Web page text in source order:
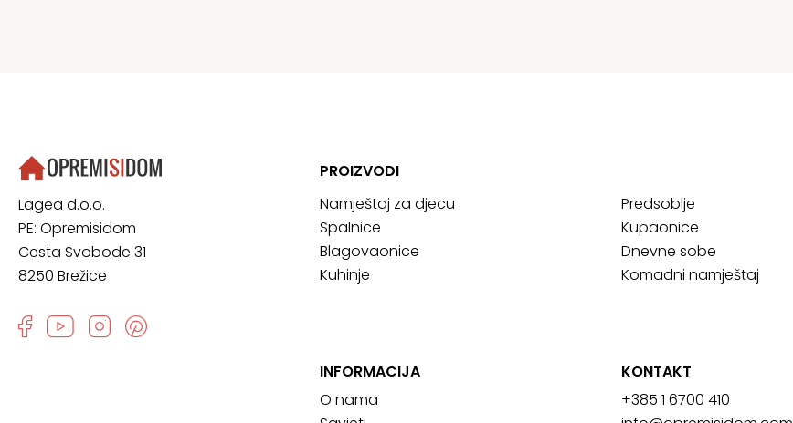
Lagea d.o.o.
PE: Opremisidom
Cesta Svobode 31
8250 Brežice
PROIZVODI
Namještaj za djecu
Spalnice
Blagovaonice
Kuhinje
Predsoblje
Kupaonice
Dnevne sobe
Komadni namještaj
INFORMACIJA
O nama
KONTAKT
+385 1 6700 410